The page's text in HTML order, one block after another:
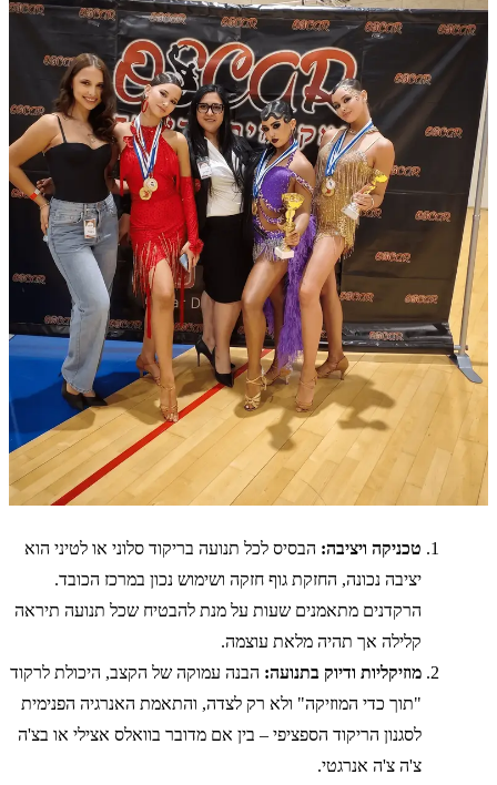
טכניקה ויציבה: הבסיס לכל תנועה בריקוד סלוני או לטיני הוא
יציבה נכונה, החזקת גוף חזקה ושימוש נכון במרכז הכובד.
הרקדנים מתאמנים שעות על מנת להבטיח שכל תנועה תיראה
קלילה אך תהיה מלאת עוצמה.
מוזיקליות ודיוק בתנועה: הבנה עמוקה של הקצב, היכולת לרקוד
"תוך כדי המוזיקה" ולא רק לצדה, והתאמת האנרגיה הפנימית
לסגנון הריקוד הספציפי – בין אם מדובר בוואלס אצילי או בצ'ה
צ'ה צ'ה אנרגטי.